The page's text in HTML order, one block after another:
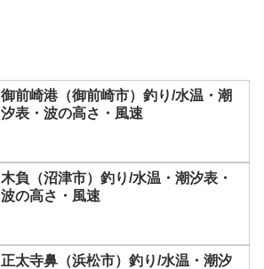
御前崎港（御前崎市）釣り/水温・潮
汐表・波の高さ・風速
木負（沼津市）釣り/水温・潮汐表・
波の高さ・風速
正太寺鼻（浜松市）釣り/水温・潮汐